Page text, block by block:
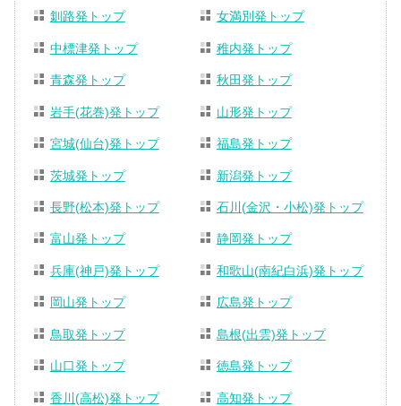
釧路発トップ 女満別発トップ
中標津発トップ 稚内発トップ
青森発トップ 秋田発トップ
岩手(花巻)発トップ 山形発トップ
宮城(仙台)発トップ 福島発トップ
茨城発トップ 新潟発トップ
長野(松本)発トップ 石川(金沢・小松)発トップ
富山発トップ 静岡発トップ
兵庫(神戸)発トップ 和歌山(南紀白浜)発トップ
岡山発トップ 広島発トップ
鳥取発トップ 島根(出雲)発トップ
山口発トップ 徳島発トップ
香川(高松)発トップ 高知発トップ